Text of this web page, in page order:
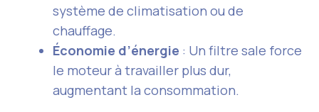
système de climatisation ou de
chauffage.
Économie d’énergie : Un filtre sale force
le moteur à travailler plus dur,
augmentant la consommation.